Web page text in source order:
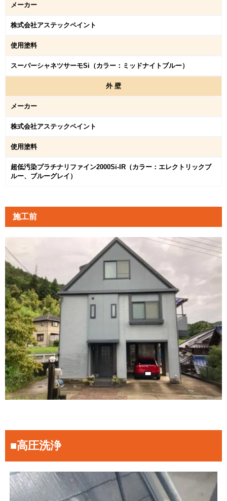
メーカー
株式会社アステックペイント
使用塗料
スーパーシャネツサーモSi（カラー：ミッドナイトブルー）
外 壁
メーカー
株式会社アステックペイント
使用塗料
超低汚染プラチナリファイン2000Si-IR（カラー：エレクトリックブ
ルー、ブルーグレイ）
施工前
■高圧洗浄